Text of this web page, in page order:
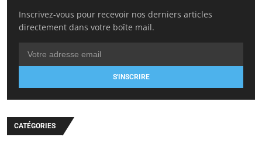
Inscrivez-vous pour recevoir nos derniers articles
directement dans votre boîte mail.
S'INSCRIRE
CATÉGORIES